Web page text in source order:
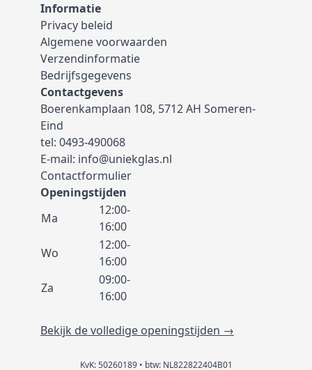
Informatie
Privacy beleid
Algemene voorwaarden
Verzendinformatie
Bedrijfsgegevens
Contactgevens
Boerenkamplaan 108, 5712 AH Someren-
Eind
tel: 0493-490068
E-mail: info@uniekglas.nl
Contactformulier
Openingstijden
Ma
12:00-
16:00
Wo
12:00-
16:00
Za
09:00-
16:00
Bekijk de volledige openingstijden →
KvK: 50260189 • btw: NL822822404B01